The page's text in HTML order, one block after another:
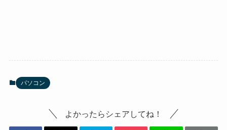
パソコン
よかったらシェアしてね！